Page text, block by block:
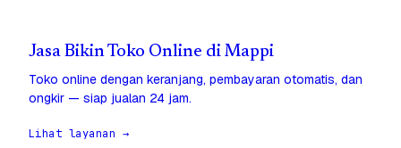
Jasa Bikin Toko Online di Mappi
Toko online dengan keranjang, pembayaran otomatis, dan
ongkir — siap jualan 24 jam.
Lihat layanan →